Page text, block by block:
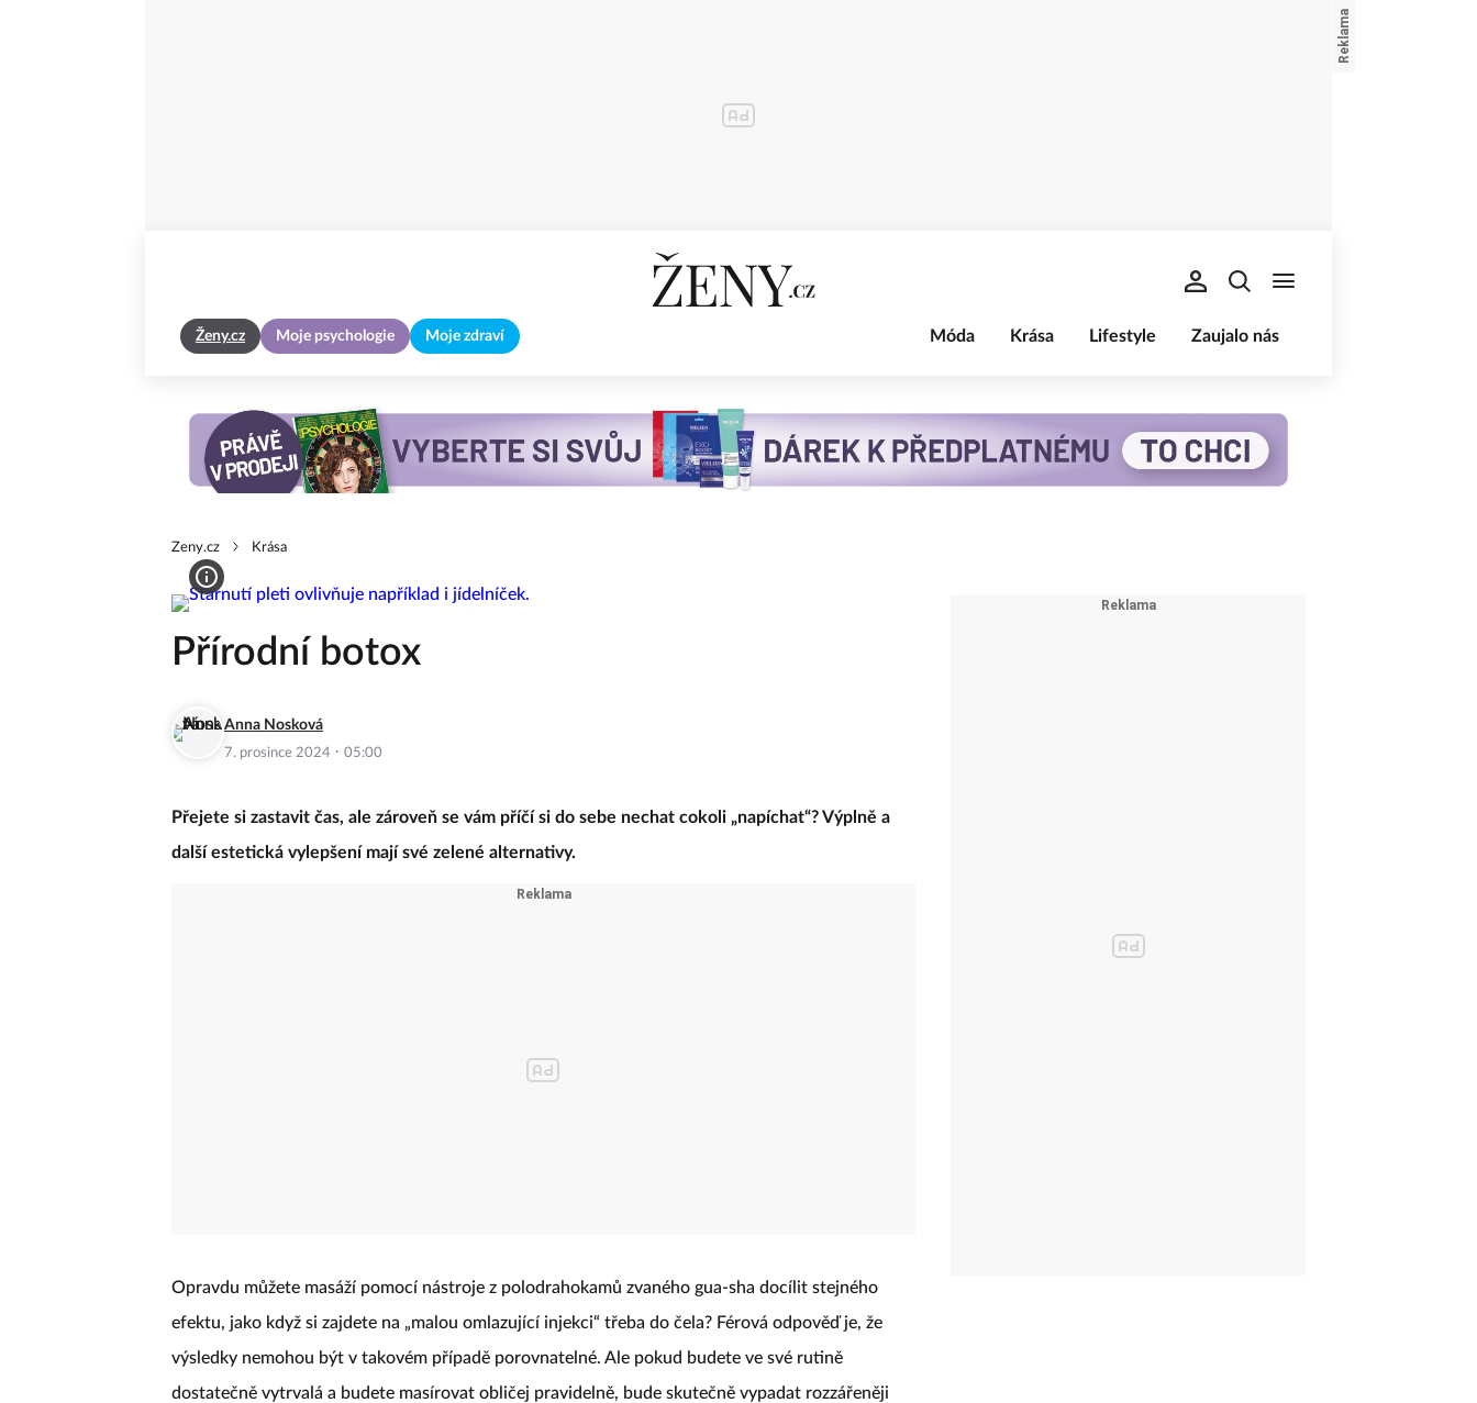
Ženy.cz Moje psychologie Moje zdraví Móda Krása Lifestyle Zaujalo nás
Zeny.cz Krása
Přírodní botox
Anna Nosková
7. prosince 2024 · 05:00
Přejete si zastavit čas, ale zároveň se vám příčí si do sebe nechat cokoli „napíchat“? Výplně a
další estetická vylepšení mají své zelené alternativy.
Opravdu můžete masáží pomocí nástroje z polodrahokamů zvaného gua-sha docílit stejného
efektu, jako když si zajdete na „malou omlazující injekci“ třeba do čela? Férová odpověď je, že
výsledky nemohou být v takovém případě porovnatelné. Ale pokud budete ve své rutině
dostatečně vytrvalá a budete masírovat obličej pravidelně, bude skutečně vypadat rozzářeněji